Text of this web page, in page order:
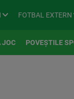
FOTBAL EXTERN
JOC POVEȘTILE